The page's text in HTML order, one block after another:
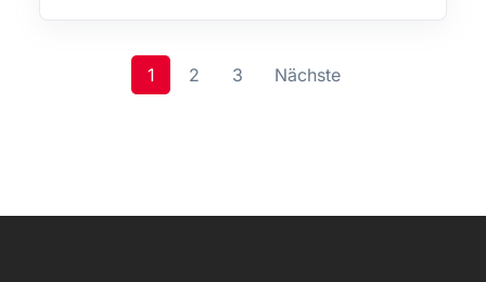
1 2 3 Nächste